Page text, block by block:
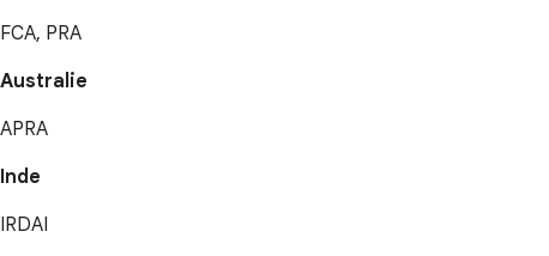
FCA, PRA
Australie
APRA
Inde
IRDAI